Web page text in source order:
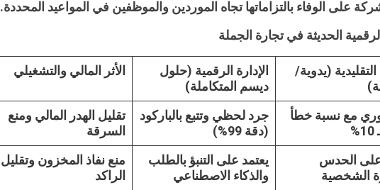
على الوفاء بالتزاماتها تجاه الموردين والموظفين في المواعيد المحددة.
الرقمية الحديثة في تجارة الجملة
التقليدية (يدوية/
الإدارة الرقمية (حلول
ديسم المتكاملة)
الأثر المالي والتشغيلي
مع نسبة خطأ
جرد لحظي وتتبع بالباركود
(دقة 99%)
تقليل الهدر المالي ومنع
السرقة
على الحدس
الشخصية
يعتمد على التنبؤ بالطلب
والذكاء الاصطناعي
منع نفاذ المخزون وتقليل
الراكد